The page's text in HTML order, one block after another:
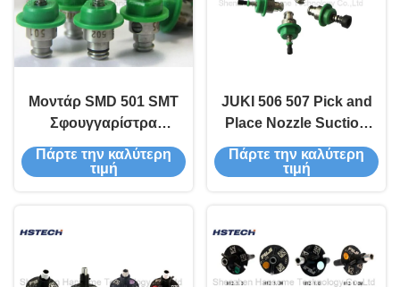
Μοντάρ SMD 501 SMT
Σφουγγαρίστρα
Συνέλευση PCB FUJI
Nxt Σφουγγαρίστρα
Πάρτε την καλύτερη
τιμή
JUKI 506 507 Pick and
Place Nozzle Suction
SMD Chips τοποθέτηση
στο PCB
Πάρτε την καλύτερη
τιμή